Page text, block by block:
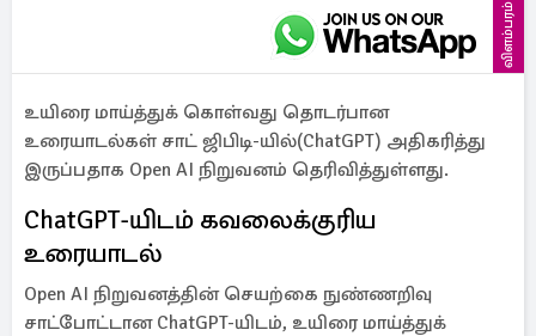
விளம்பரம்
உயிரை மாய்த்துக் கொள்வது தொடர்பான
உரையாடல்கள் சாட் ஜிபிடி-யில்(ChatGPT) அதிகரித்து
இருப்பதாக Open AI நிறுவனம் தெரிவித்துள்ளது.
ChatGPT-யிடம் கவலைக்குரிய
உரையாடல்
Open AI நிறுவனத்தின் செயற்கை நுண்ணறிவு
சாட்போட்டான ChatGPT-யிடம், உயிரை மாய்த்துக்